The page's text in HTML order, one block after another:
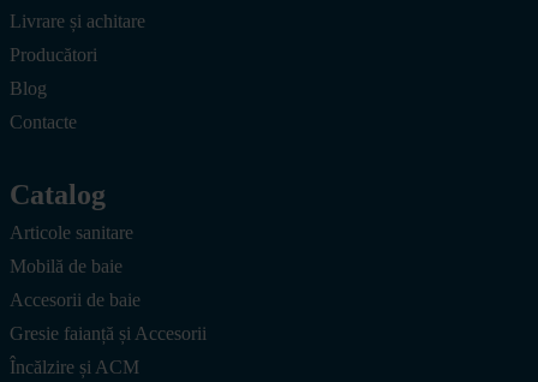
Livrare și achitare
Producători
Blog
Contacte
Catalog
Articole sanitare
Mobilă de baie
Accesorii de baie
Gresie faianță și Accesorii
Încălzire și ACM